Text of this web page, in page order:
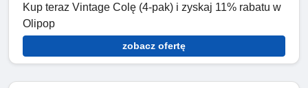
Kup teraz Vintage Colę (4-pak) i zyskaj 11% rabatu w
Olipop
zobacz ofertę